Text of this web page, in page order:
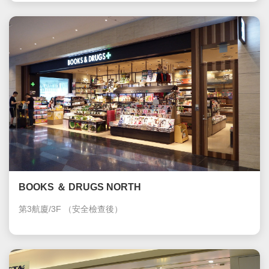
BOOKS ＆ DRUGS NORTH
第3航廈/3F （安全檢查後）